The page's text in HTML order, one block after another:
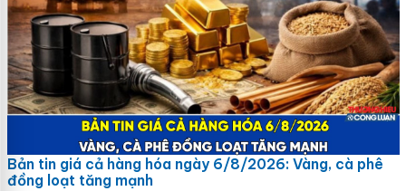
Bản tin giá cả hàng hóa ngày 6/8/2026: Vàng, cà phê
đồng loạt tăng mạnh